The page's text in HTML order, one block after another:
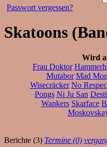
Passwort vergessen?
Skatoons
Wird
Frau Doktor
Mutabor Mad
Wisecräcker No
Pongs Ni Ju San
Wankers Skarface
Berichte (3) Termine (0)